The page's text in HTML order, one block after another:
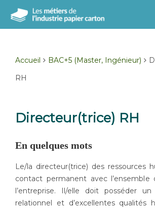
Accueil BAC+5 (Master, Ingénieur)
RH
Directeur(trice) RH
En quelques mots
Le/la directeur(trice) des ressources
contact permanent avec l’ensemble
l’entreprise. Il/elle doit posséder
relationnel et d’excellentes qualités